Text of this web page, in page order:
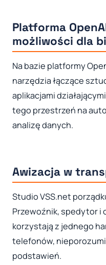
Platforma
możliwości dla
Na bazie platformy
narzędzia łączące
aplikacjami
tego przestrzeń na
analizę danych.
Awizacja w
Studio VSS.net
Przewoźnik, spedytor i
korzystają z jednego
telefonów,
podstawień.